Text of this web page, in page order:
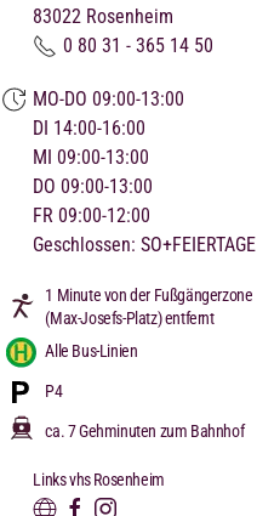
83022 Rosenheim
0 80 31 - 365 14 50
MO-DO 09:00-13:00
DI 14:00-16:00
MI 09:00-13:00
DO 09:00-13:00
FR 09:00-12:00
Geschlossen: SO+FEIERTAGE
1 Minute von der Fußgängerzone
(Max-Josefs-Platz) entfernt
Alle Bus-Linien
P4
ca. 7 Gehminuten zum Bahnhof
Links vhs Rosenheim